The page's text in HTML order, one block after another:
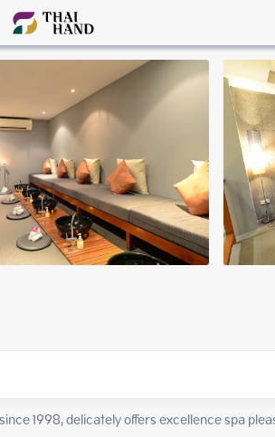
1998, delicately offers excellence spa